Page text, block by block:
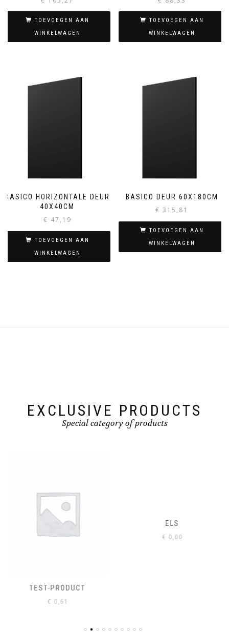
TOEVOEGEN AAN
WINKELWAGEN
TOEVOEGEN AAN
WINKELWAGEN
BASICO HORIZONTALE DEUR
40X40CM
€ 47,19
TOEVOEGEN AAN
WINKELWAGEN
BASICO DEUR 60X180CM
€ 315,81
TOEVOEGEN AAN
WINKELWAGEN
EXCLUSIVE PRODUCTS
Special category of products
TEST-PRODUCT
€ 0,61
ELS
€ 0,00